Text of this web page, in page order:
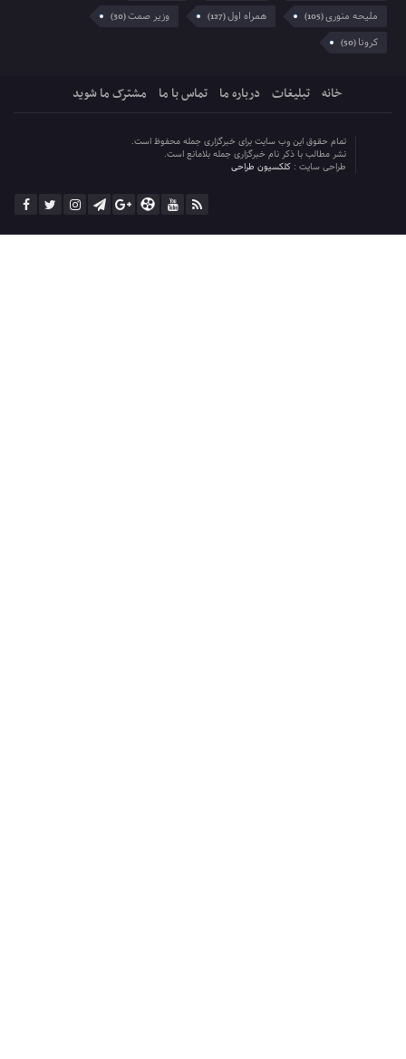
ملیحه منوری(105) همراه اول(127) وزیر صمت(30)
کرونا(50)
خانه تبلیغات درباره ما تماس با ما مشترک ما شوید
تمام حقوق این وب سایت برای خبرگزاری جمله محفوظ است.
نشر مطالب با ذکر نام خبرگزاری جمله بلامانع است.
طراحی سایت : کلکسیون طراحی